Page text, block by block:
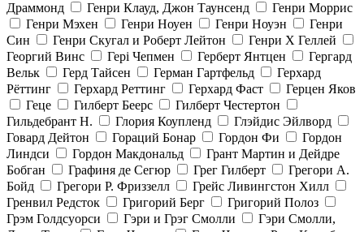
Драммонд
Генри Клауд, Джон Таунсенд
Генри Моррис
Генри Мэхен
Генри Ноуен Генри Ноуэн
Генри
Син
Генри Скугал и Роберт Лейтон
Генри Х Геллей
Георгий Винс
Гері Чепмен Герберт Янтцен
Гергард
Вельк
Герд Тайсен Герман Гартфельд
Герхард
Рёттинг
Герхард Реттинг Герхард Фаст
Герцен Яков
Геце
Гилберт Беерс
Гилберт Честертон
Гильдебрант Н.
Глория Коупленд
Глэйдис Эйлворд
Говард Дейтон
Гораций Бонар Гордон Фи
Гордон
Линдси
Гордон Макдональд
Грант Мартин и Дейдре
Бобган
Графиня де Сегюр Грег Гилберт
Грегори А.
Бойд
Грегори Р. Фриззелл
Грейс Ливингстон Хилл
Гренвил Редсток
Григорий Берг
Григорий Полоз
Грэм Голдсуорси
Гэри и Грэг Смолли
Гэри Смолли,